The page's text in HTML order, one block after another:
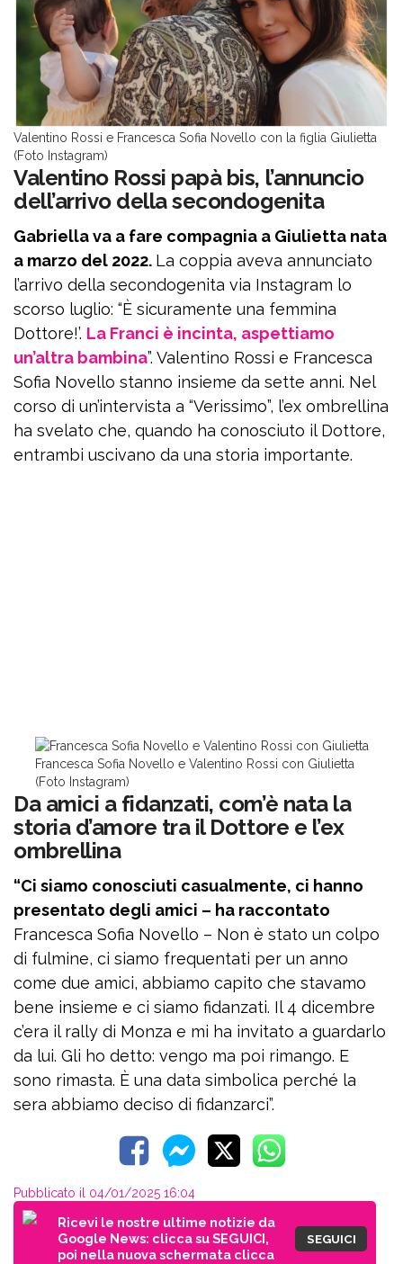
Valentino Rossi e Francesca Sofia Novello con la figlia Giulietta
(Foto Instagram)
Valentino Rossi papà bis, l’annuncio
dell’arrivo della secondogenita
Gabriella va a fare compagnia a Giulietta nata
a marzo del 2022. La coppia aveva annunciato
l’arrivo della secondogenita via Instagram lo
scorso luglio: “È sicuramente una femmina
Dottore!’. La Franci è incinta, aspettiamo
un’altra bambina”. Valentino Rossi e Francesca
Sofia Novello stanno insieme da sette anni. Nel
corso di un’intervista a “Verissimo”, l’ex ombrellina
ha svelato che, quando ha conosciuto il Dottore,
entrambi uscivano da una storia importante.
Francesca Sofia Novello e Valentino Rossi con Giulietta
(Foto Instagram)
Da amici a fidanzati, com’è nata la
storia d’amore tra il Dottore e l’ex
ombrellina
“Ci siamo conosciuti casualmente, ci hanno
presentato degli amici – ha raccontato
Francesca Sofia Novello – Non è stato un colpo
di fulmine, ci siamo frequentati per un anno
come due amici, abbiamo capito che stavamo
bene insieme e ci siamo fidanzati. Il 4 dicembre
c’era il rally di Monza e mi ha invitato a guardarlo
da lui. Gli ho detto: vengo ma poi rimango. E
sono rimasta. È una data simbolica perché la
sera abbiamo deciso di fidanzarci”.
Pubblicato il 04/01/2025 16:04
Ricevi le nostre ultime notizie da
Google News: clicca su SEGUICI,
poi nella nuova schermata clicca
SEGUICI